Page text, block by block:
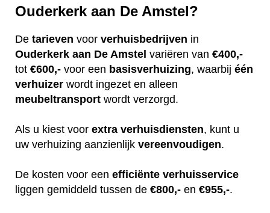
Ouderkerk aan De Amstel?
De tarieven voor verhuisbedrijven in
Ouderkerk aan De Amstel variëren van €400,-
tot €600,- voor een basisverhuizing, waarbij één
verhuizer wordt ingezet en alleen
meubeltransport wordt verzorgd.
Als u kiest voor extra verhuisdiensten, kunt u
uw verhuizing aanzienlijk vereenvoudigen.
De kosten voor een efficiënte verhuisservice
liggen gemiddeld tussen de €800,- en €955,-.